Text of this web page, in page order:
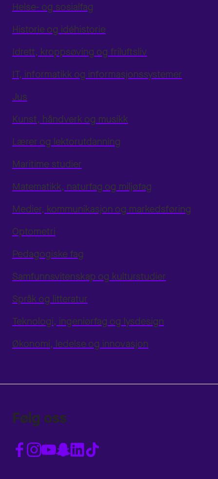
Helse- og sosialfag
Historie og idéhistorie
Idrett, kroppsøving og friluftsliv
IT, informatikk og informasjonssystemer
Jus
Kunst, håndverk og musikk
Lærer og lektorutdanning
Maritime studier
Matematikk, naturfag og miljøfag
Medier, kommunikasjon og markedsføring
Optometri
Pedagogiske fag
Samfunnsvitenskap og kulturstudier
Språk og litteratur
Teknologi, ingeniørfag og lysdesign
Økonomi, ledelse og innovasjon
Følg oss